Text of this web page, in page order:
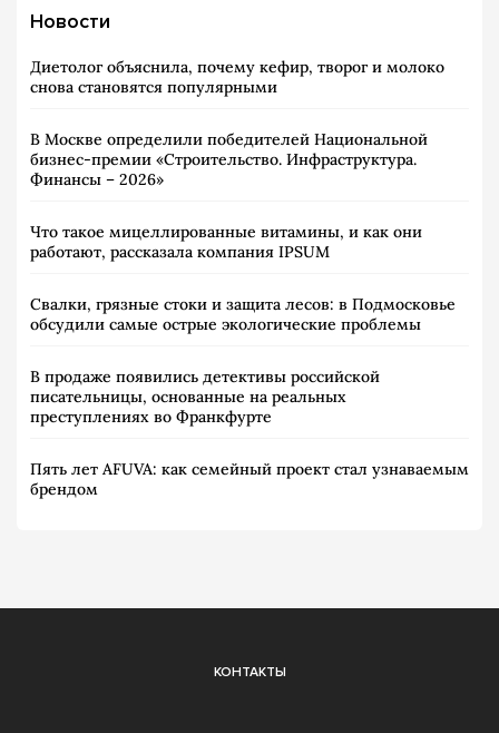
Новости
Диетолог объяснила, почему кефир, творог и молоко
снова становятся популярными
В Москве определили победителей Национальной
бизнес-премии «Строительство. Инфраструктура.
Финансы – 2026»
Что такое мицеллированные витамины, и как они
работают, рассказала компания IPSUM
Свалки, грязные стоки и защита лесов: в Подмосковье
обсудили самые острые экологические проблемы
В продаже появились детективы российской
писательницы, основанные на реальных
преступлениях во Франкфурте
Пять лет AFUVA: как семейный проект стал узнаваемым
брендом
КОНТАКТЫ